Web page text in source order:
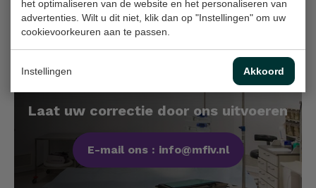
het optimaliseren van de website en het personaliseren van
advertenties. Wilt u dit niet, klik dan op "Instellingen" om uw
cookievoorkeuren aan te passen.
Instellingen Akkoord
het eindresultaat zich binnen een jaar ontvouwt.
Laat uw correctie door ons uitvoeren
E-mail ons : info@mfiv.nl